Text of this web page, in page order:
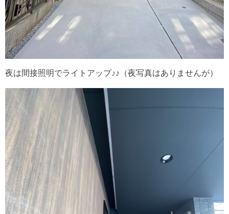
夜は間接照明でライトアップ♪♪（夜写真はありませんが）